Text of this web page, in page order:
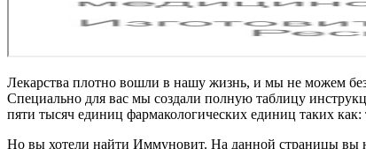
Лекарства плотно вошли в нашу жизнь, и мы не можем
Специально для вас мы создали полную таблицу
пяти тысяч единиц фармакологических единиц таких
Но вы хотели найти Иммуновит. На данной страницы вы